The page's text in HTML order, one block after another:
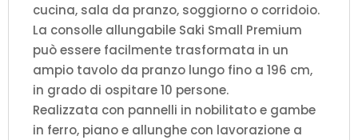
cucina, sala da pranzo, soggiorno o corridoio.
La consolle allungabile Saki Small Premium
può essere facilmente trasformata in un
ampio tavolo da pranzo lungo fino a 196 cm,
in grado di ospitare 10 persone.
Realizzata con pannelli in nobilitato e gambe
in ferro, piano e allunghe con lavorazione a